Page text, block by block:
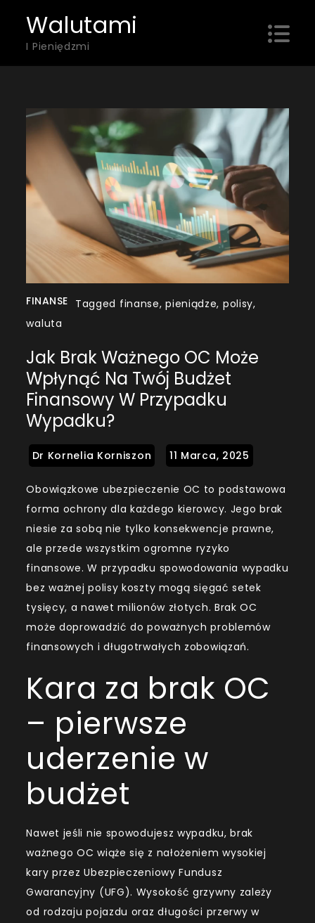
content
Walutami
I Pieniędzmi
FINANSE Tagged finanse,pieniądze, polisy,
waluta
Jak Brak Ważnego OC Może
Wpłynąć Na Twój Budżet
Finansowy W Przypadku
Wypadku?
Obowiązkowe ubezpieczenie OC to podstawowa
forma ochrony dla każdego kierowcy. Jego brak
niesie za sobą nie tylko konsekwencje prawne,
ale przede wszystkim ogromne ryzyko
finansowe. W przypadku spowodowania wypadku
bez ważnej polisy koszty mogą sięgać setek
tysięcy, a nawet milionów złotych. Brak OC
może doprowadzić do poważnych problemów
finansowych i długotrwałych zobowiązań.
Kara za brak OC
– pierwsze
uderzenie w
budżet
Nawet jeśli nie spowodujesz wypadku, brak
ważnego OC wiąże się z nałożeniem wysokiej
kary przez Ubezpieczeniowy Fundusz
Gwarancyjny (UFG). Wysokość grzywny zależy
od rodzaju pojazdu oraz długości przerwy w